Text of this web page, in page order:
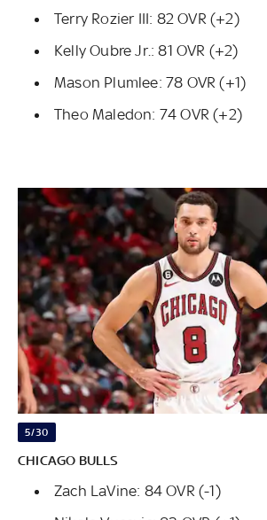
Terry Rozier III: 82 OVR (+2)
Kelly Oubre Jr.: 81 OVR (+2)
Mason Plumlee: 78 OVR (+1)
Theo Maledon: 74 OVR (+2)
5/30
CHICAGO BULLS
Zach LaVine: 84 OVR (-1)